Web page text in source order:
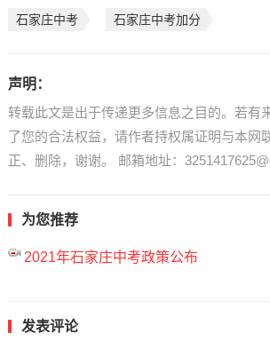
石家庄中考 石家庄中考加分
声明：
转载此文是出于传递更多信息之目的。若有
了您的合法权益，请作者持权属证明与本网
正、删除，谢谢。 邮箱地址：
为您推荐
2021年石家庄中考政策公布
发表评论